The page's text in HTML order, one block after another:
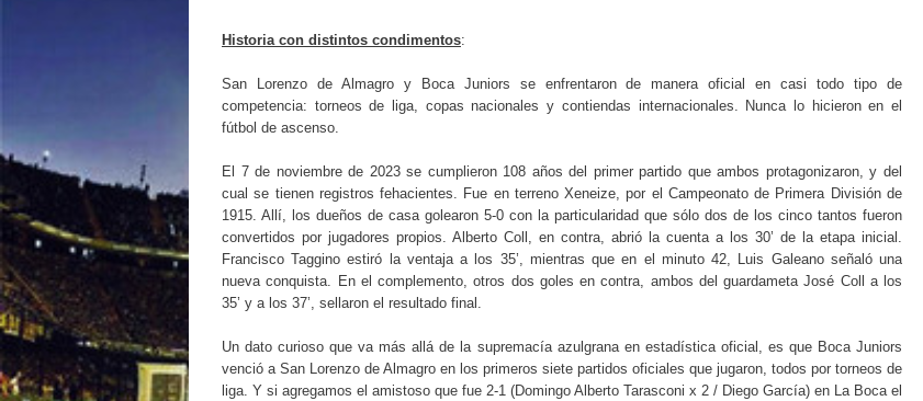
Historia con distintos condimentos:
San Lorenzo de Almagro y Boca Juniors se enfrentaron de manera oficial en casi todo tipo de
competencia: torneos de liga, copas nacionales y contiendas internacionales. Nunca lo hicieron en el
fútbol de ascenso.
El 7 de noviembre de 2023 se cumplieron 108 años del primer partido que ambos protagonizaron, y del
cual se tienen registros fehacientes. Fue en terreno Xeneize, por el Campeonato de Primera División de
1915. Allí, los dueños de casa golearon 5-0 con la particularidad que sólo dos de los cinco tantos fueron
convertidos por jugadores propios. Alberto Coll, en contra, abrió la cuenta a los 30’ de la etapa inicial.
Francisco Taggino estiró la ventaja a los 35’, mientras que en el minuto 42, Luis Galeano señaló una
nueva conquista. En el complemento, otros dos goles en contra, ambos del guardameta José Coll a los
35’ y a los 37’, sellaron el resultado final.
Un dato curioso que va más allá de la supremacía azulgrana en estadística oficial, es que Boca Juniors
venció a San Lorenzo de Almagro en los primeros siete partidos oficiales que jugaron, todos por torneos de
liga. Y si agregamos el amistoso que fue 2-1 (Domingo Alberto Tarasconi x 2 / Diego García) en La Boca el